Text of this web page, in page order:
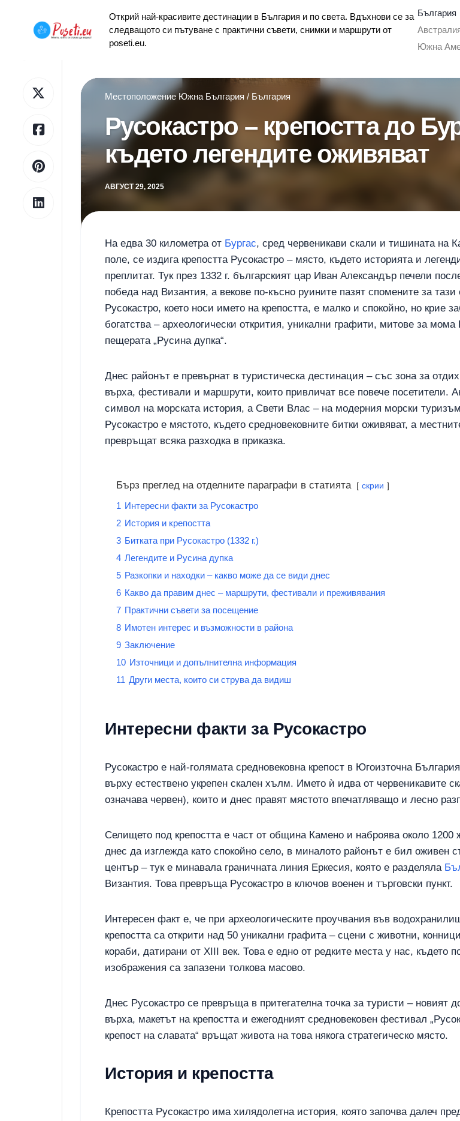
Открий най-красивите дестинации в България и по света. Вдъхнови се за
следващото си пътуване с практични съвети, снимки и маршрути от
poseti.eu.
България
Пирин
София
и
Малки
Южна
МестоположениеЮжна България / България
Русокастро – крепостта до
където легендите оживяват
АВГУСТ 29, 2025
На едва 30 километра от Бургас, сред червеникави скали и тишината на
поле, се издига крепостта Русокастро – място, където историята и
преплитат. Тук през 1332 г. българският цар Иван Александър печели
победа над Византия, а векове по-късно руините пазят спомените за
Русокастро, което носи името на крепостта, е малко и спокойно, но крие
богатства – археологически открития, уникални графити, митове за мома
пещерата „Русина дупка“.
Днес районът е превърнат в туристическа дестинация – със зона за
върха, фестивали и маршрути, които привличат все повече посетители.
символ на морската история, а Свети Влас – на модерния морски
Русокастро е мястото, където средновековните битки оживяват, а
превръщат всяка разходка в приказка.
Бърз преглед на отделните параграфи в статията скрии
1 Интересни факти за Русокастро
2 История и крепостта
3 Битката при Русокастро (1332 г.)
4 Легендите и Русина дупка
5 Разкопки и находки – какво може да се види днес
6 Какво да правим днес – маршрути, фестивали и преживявания
7 Практични съвети за посещение
8 Имотен интерес и възможности в района
9 Заключение
10 Източници и допълнителна информация
11 Други места, които си струва да видиш
Интересни факти за Русокастро
Русокастро е най-голямата средновековна крепост в Югоизточна
върху естествено укрепен скален хълм. Името ѝ идва от червеникавите
означава червен), които и днес правят мястото впечатляващо и лесно
Селището под крепостта е част от община Камено и наброява около 1200
днес да изглежда като спокойно село, в миналото районът е бил оживен
център – тук е минавала граничната линия Еркесия, която е разделяла
Византия. Това превръща Русокастро в ключов военен и търговски пункт.
Интересен факт е, че при археологическите проучвания във
крепостта са открити над 50 уникални графита – сцени с животни,
кораби, датирани от XIII век. Това е едно от редките места у нас, където
изображения са запазени толкова масово.
Днес Русокастро се превръща в притегателна точка за туристи – новият
върха, макетът на крепостта и ежегодният средновековен фестивал
крепост на славата“ връщат живота на това някога стратегическо място.
История и крепостта
Крепостта Русокастро има хилядолетна история, която започва далеч